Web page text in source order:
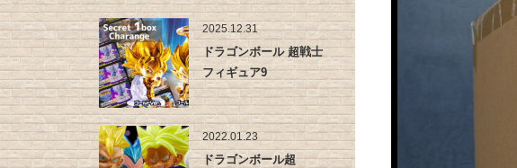
2025.12.31
ドラゴンボール 超戦士
フィギュア9
2022.01.23
ドラゴンボール超